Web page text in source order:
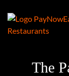
The